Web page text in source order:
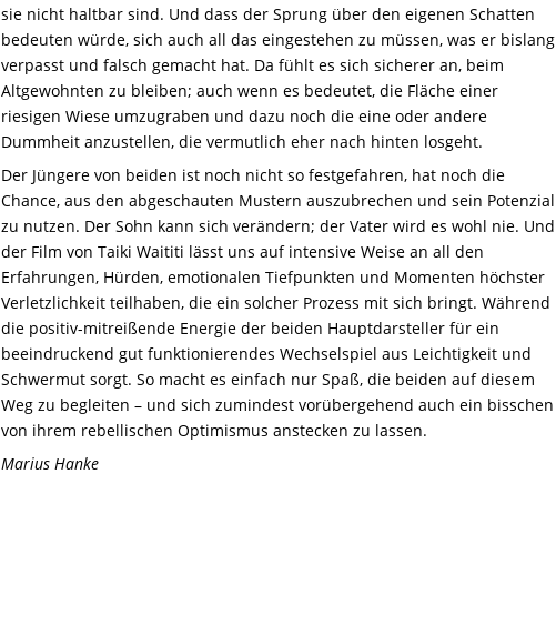
sie nicht haltbar sind. Und dass der Sprung über den eigenen Schatten
bedeuten würde, sich auch all das eingestehen zu müssen, was er bislang
verpasst und falsch gemacht hat. Da fühlt es sich sicherer an, beim
Altgewohnten zu bleiben; auch wenn es bedeutet, die Fläche einer
riesigen Wiese umzugraben und dazu noch die eine oder andere
Dummheit anzustellen, die vermutlich eher nach hinten losgeht.
Der Jüngere von beiden ist noch nicht so festgefahren, hat noch die
Chance, aus den abgeschauten Mustern auszubrechen und sein Potenzial
zu nutzen. Der Sohn kann sich verändern; der Vater wird es wohl nie. Und
der Film von Taiki Waititi lässt uns auf intensive Weise an all den
Erfahrungen, Hürden, emotionalen Tiefpunkten und Momenten höchster
Verletzlichkeit teilhaben, die ein solcher Prozess mit sich bringt. Während
die positiv-mitreißende Energie der beiden Hauptdarsteller für ein
beeindruckend gut funktionierendes Wechselspiel aus Leichtigkeit und
Schwermut sorgt. So macht es einfach nur Spaß, die beiden auf diesem
Weg zu begleiten – und sich zumindest vorübergehend auch ein bisschen
von ihrem rebellischen Optimismus anstecken zu lassen.
Marius Hanke